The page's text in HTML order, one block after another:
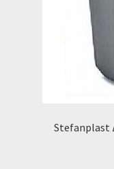
Stefanplast